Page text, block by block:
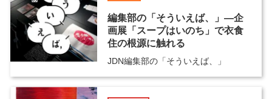
編集部の「そういえば、」―企
画展「スープはいのち」で衣食
住の根源に触れる
JDN編集部の「そういえば、」